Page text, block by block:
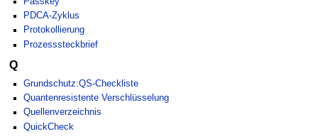
PDCA-Zyklus
Protokollierung
Prozesssteckbrief
Q
Grundschutz:QS-Checkliste
Quantenresistente Verschlüsselung
Quellenverzeichnis
QuickCheck